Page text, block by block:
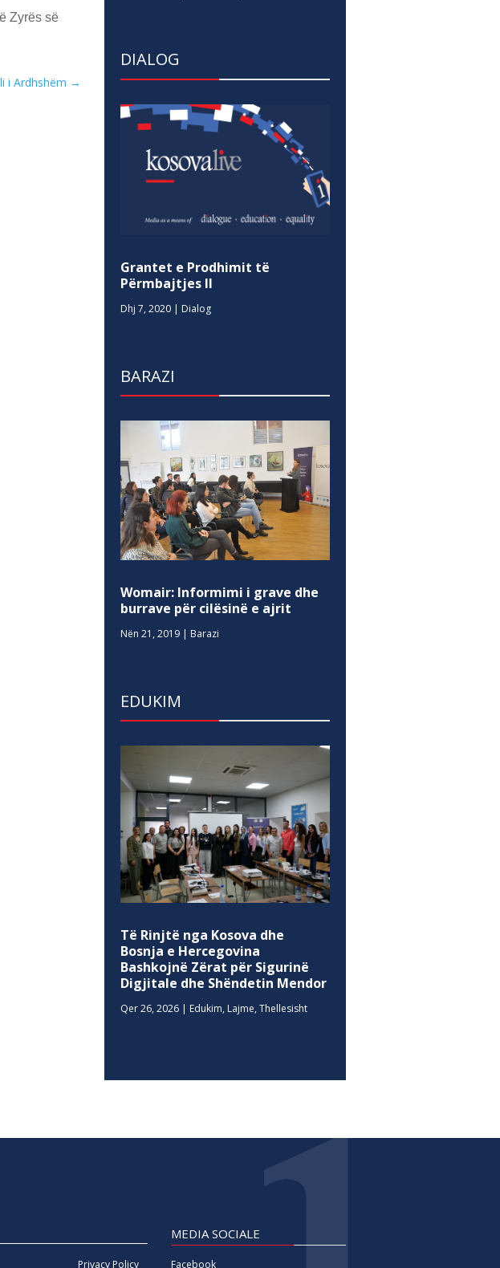
Zyrës së
i Ardhshëm →
DIALOG
Grantet e Prodhimit të
Përmbajtjes II
Dhj 7, 2020 | Dialog
BARAZI
Womair: Informimi i grave dhe
burrave për cilësinë e ajrit
Nën 21, 2019 | Barazi
EDUKIM
Të Rinjtë nga Kosova dhe
Bosnja e Hercegovina
Bashkojnë Zërat për Sigurinë
Digjitale dhe Shëndetin Mendor
Qer 26, 2026 | Edukim, Lajme,Thellesisht
Privacy Policy
MEDIA SOCIALE
Facebook